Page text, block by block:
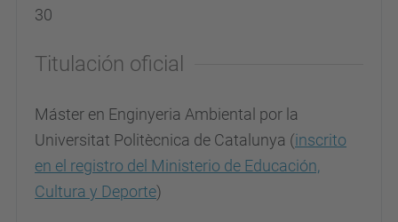
30
Titulación oficial
Máster en Enginyeria Ambiental por la
Universitat Politècnica de Catalunya (inscrito
en el registro del Ministerio de Educación,
Cultura y Deporte)